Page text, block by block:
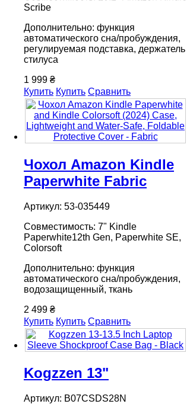
Scribe
Дополнительно: функция
автоматического сна/пробуждения,
регулируемая подставка, держатель
стилуса
1 999 ₴
Купить Купить Сравнить
Чохол Amazon Kindle
Paperwhite Fabric
Артикул: 53-035449
Совместимость: 7" Kindle
Paperwhite12th Gen, Paperwhite SE,
Colorsoft
Дополнительно: функция
автоматического сна/пробуждения,
водозащищенный, ткань
2 499 ₴
Купить Купить Сравнить
Kogzzen 13"
Артикул: B07CSDS28N